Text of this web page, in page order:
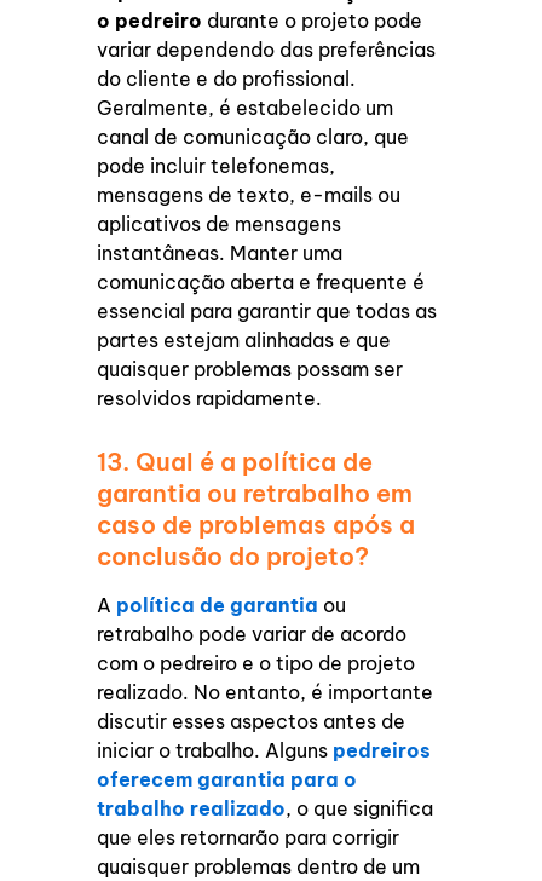
o pedreiro durante o projeto pode
variar dependendo das preferências
do cliente e do profissional.
Geralmente, é estabelecido um
canal de comunicação claro, que
pode incluir telefonemas,
mensagens de texto, e-mails ou
aplicativos de mensagens
instantâneas. Manter uma
comunicação aberta e frequente é
essencial para garantir que todas as
partes estejam alinhadas e que
quaisquer problemas possam ser
resolvidos rapidamente.
13. Qual é a política de
garantia ou retrabalho em
caso de problemas após a
conclusão do projeto?
A política de garantia ou
retrabalho pode variar de acordo
com o pedreiro e o tipo de projeto
realizado. No entanto, é importante
discutir esses aspectos antes de
iniciar o trabalho. Alguns pedreiros
oferecem garantia para o
trabalho realizado, o que significa
que eles retornarão para corrigir
quaisquer problemas dentro de um